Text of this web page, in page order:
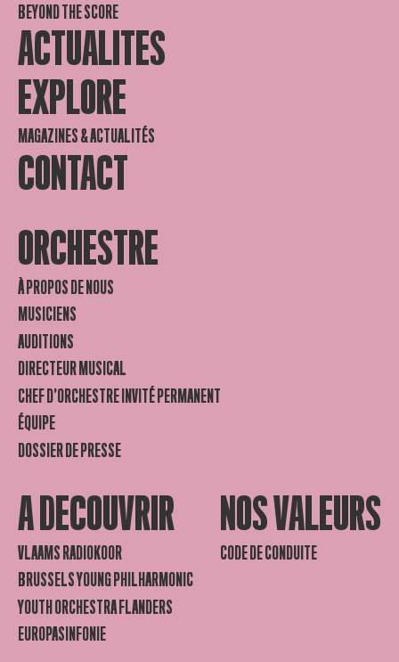
BEYOND THE SCORE
ACTUALITES
EXPLORE
MAGAZINES & ACTUALITÉS
CONTACT
ORCHESTRE
À PROPOS DE NOUS
MUSICIENS
AUDITIONS
DIRECTEUR MUSICAL
CHEF D’ORCHESTRE INVITÉ PERMANENT
ÉQUIPE
DOSSIER DE PRESSE
A DECOUVRIR
VLAAMS RADIOKOOR
BRUSSELS YOUNG PHILHARMONIC
YOUTH ORCHESTRA FLANDERS
EUROPASINFONIE
NOS VALEURS
CODE DE CONDUITE